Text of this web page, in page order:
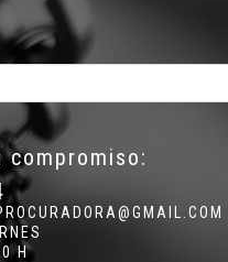
compromiso:
H